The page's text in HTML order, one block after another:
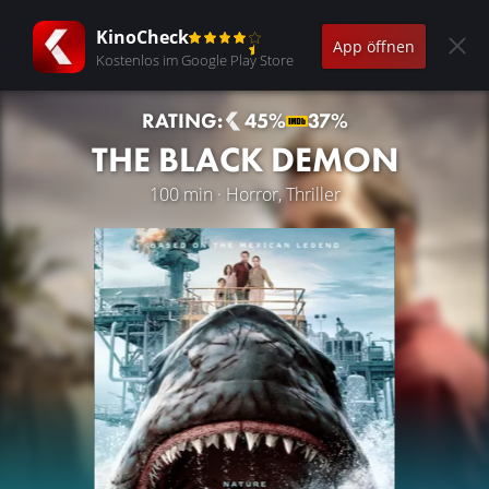
KinoCheck
Kostenlos im Google Play Store
App öffnen
RATING: 45% 37%
THE BLACK DEMON
100 min · Horror, Thriller